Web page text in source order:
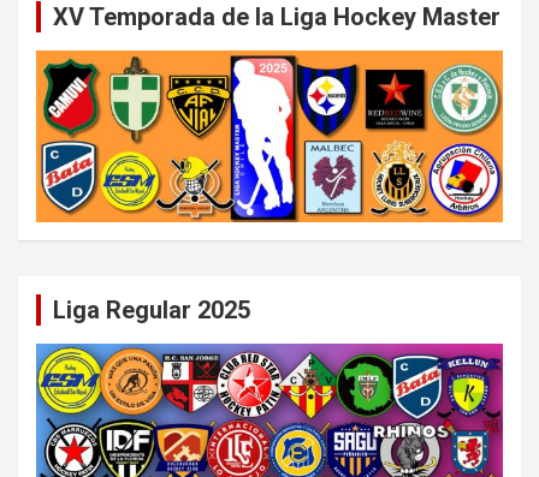
XV Temporada de la Liga Hockey Master
Liga Regular 2025